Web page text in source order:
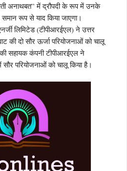
अनाथबत” में द्रौपदी के रूप में उनके
रूप से याद किया जाएगा।
लिमिटेड (टीपीआरईएल) ने उत्तर
की दो सौर ऊर्जा परियोजनाओं को चालू
सहायक कंपनी टीपीआरईएल ने
सौर परियोजनाओं को चालू किया है।